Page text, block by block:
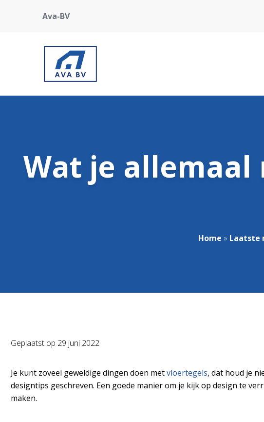
Ava-BV
Wat je
Home » Laatste
Geplaatst op 29 juni 2022
Je kunt zoveel geweldige dingen doen metvloertegels, dat houd je
designtips geschreven. Een goede manier om je kijk op design te
maken.